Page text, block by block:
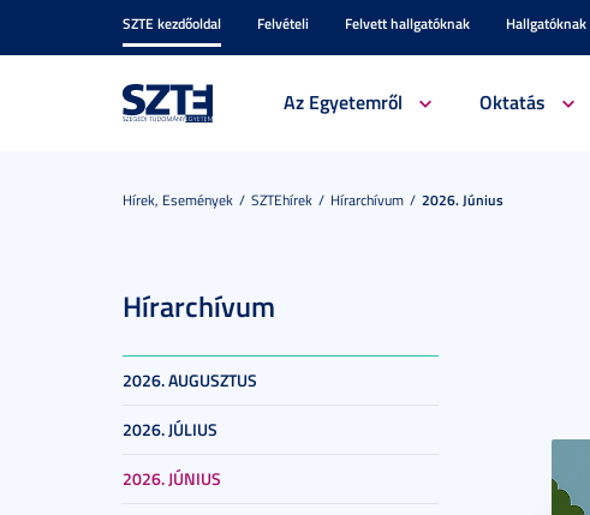
SZTE kezdőoldal Felvételi Felvett hallgatóknak Hallgatóknak
Az Egyetemről Oktatás
Hírek, Események SZTEhírek Hírarchívum 2026. Június
Hírarchívum
2026. AUGUSZTUS
2026. JÚLIUS
2026. JÚNIUS